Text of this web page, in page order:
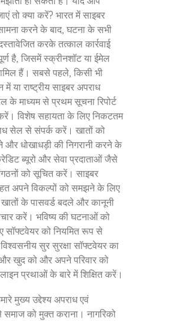
तो क्या करें? भारत में साइबर
करने के बाद, घटना के सभी
करके तत्काल कार्रवाई
है, जिसमें स्क्रीनशॉट या ईमेल
हैं। सबसे पहले, किसी भी
या राष्ट्रीय साइबर अपराध
के माध्यम से प्रथम सूचना रिपोर्ट
विशेष सहायता के लिए निकटतम
सेल से संपर्क करें। खातों को
और धोखाधड़ी की निगरानी करने के
ब्यूरो और सेवा प्रदाताओं जैसे
को सूचित करें। साइबर
अपने विकल्पों को समझने के लिए
के पासवर्ड बदले और कानूनी
करें। भविष्य की घटनाओं को
सॉफ्टवेयर को नियमित रूप से
सुर सुरक्षा सॉफ्टवेयर का
खुद को और अपने परिवार को
प्रथाओं के बारे में शिक्षित करें।
मुख्य उद्देश्य अपराध एवं
समाज को मुक्त कराना। नागरिको